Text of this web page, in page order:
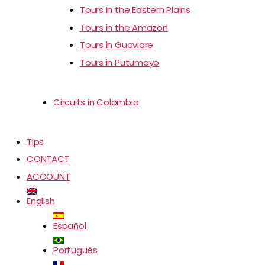
Tours in the Eastern Plains
Tours in the Amazon
Tours in Guaviare
Tours in Putumayo
Circuits in Colombia
Tips
CONTACT
ACCOUNT
English
Español
Português